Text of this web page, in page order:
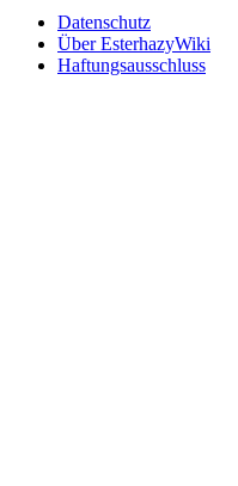
Datenschutz
Über EsterhazyWiki
Haftungsausschluss